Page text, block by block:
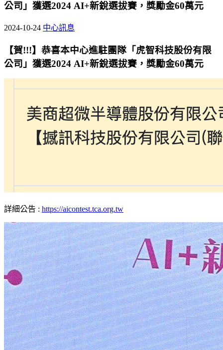
公司」獲選2024 AI+新銳選拔賽，獎勵金60萬元
2024-10-24 中心訊息
【賀!!!】恭喜本中心進駐團隊「虎智科技股份有限
公司」獲選2024 AI+新銳選拔賽，獎勵金60萬元
詳細公告 : https://aicontest.tca.org.tw